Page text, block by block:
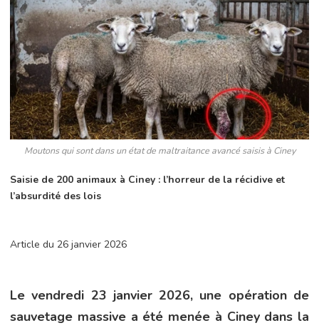
Moutons qui sont dans un état de maltraitance avancé saisis à Ciney
Saisie de 200 animaux à Ciney : l’horreur de la récidive et
l’absurdité des lois
Article du 26 janvier 2026
Le vendredi 23 janvier 2026, une opération de
sauvetage massive a été menée à Ciney dans la